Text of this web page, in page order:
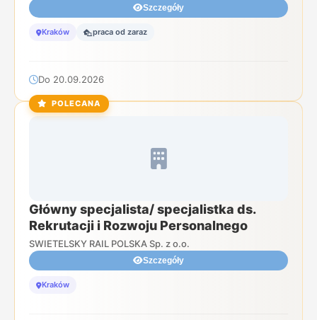
Szczegóły
Kraków praca od zaraz
Do 20.09.2026
POLECANA
Główny specjalista/ specjalistka ds.
Rekrutacji i Rozwoju Personalnego
SWIETELSKY RAIL POLSKA Sp. z o.o.
Szczegóły
Kraków